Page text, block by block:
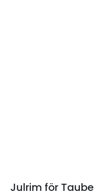
Julrim för Taube